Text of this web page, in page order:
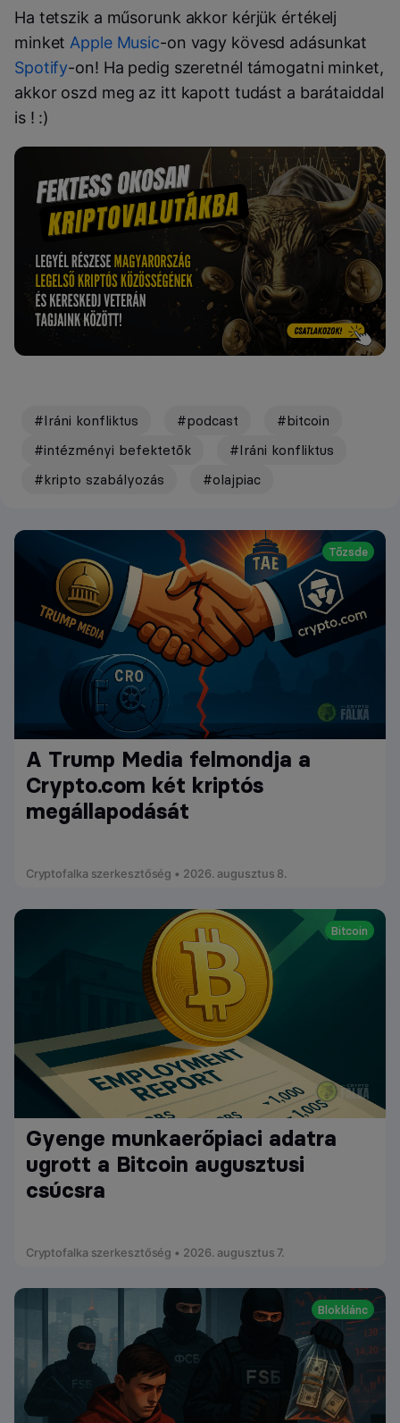
Ha tetszik a műsorunk akkor kérjük értékelj
minket Apple Music-on vagy kövesd adásunkat
Spotify-on! Ha pedig szeretnél támogatni minket,
akkor oszd meg az itt kapott tudást a barátaiddal
is ! :)
#Iráni konfliktus #podcast
#bitcoin
#intézményi befektetők
#Iráni konfliktus
#kripto szabályozás
#olajpiac
Tőzsde
A Trump Media felmondja a
Crypto.com két kriptós
megállapodását
Cryptofalka szerkesztőség • 2026. augusztus 8.
Bitcoin
Gyenge munkaerőpiaci adatra
ugrott a Bitcoin augusztusi
csúcsra
Cryptofalka szerkesztőség • 2026. augusztus 7.
Blokklánc